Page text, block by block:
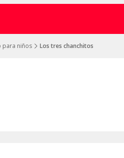
para niños Los tres chanchitos